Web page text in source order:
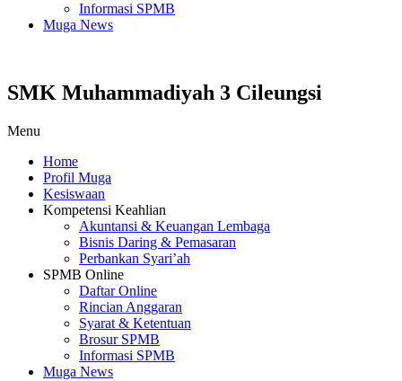
Informasi SPMB
Muga News
SMK Muhammadiyah 3 Cileungsi
Menu
Home
Profil Muga
Kesiswaan
Kompetensi Keahlian
Akuntansi & Keuangan Lembaga
Bisnis Daring & Pemasaran
Perbankan Syari’ah
SPMB Online
Daftar Online
Rincian Anggaran
Syarat & Ketentuan
Brosur SPMB
Informasi SPMB
Muga News